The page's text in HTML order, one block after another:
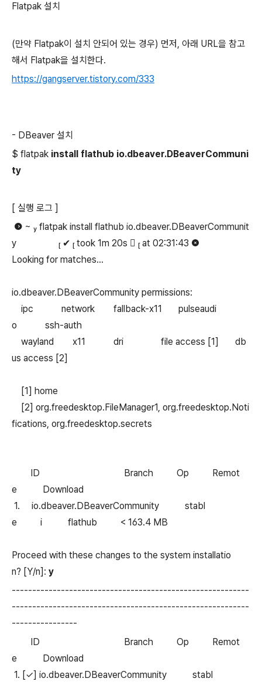
Flatpak 설치
(만약 Flatpak이 설치 안되어 있는 경우) 먼저, 아래 URL을 참고
해서 Flatpak을 설치한다.
https://gangserver.tistory.com/333
- DBeaver 설치
$ flatpak install flathub io.dbeaver.DBeaverCommuni
ty
[ 실행 로그 ]
 ~  flatpak install flathub io.dbeaver.DBeaverCommunit
y  ✔  took 1m 20s   at 02:31:43 
Looking for matches…
io.dbeaver.DBeaverCommunity permissions:
ipc network fallback-x11 pulseaudi
o ssh-auth
wayland x11 dri file access [1] db
us access [2]
[1] home
[2] org.freedesktop.FileManager1, org.freedesktop.Noti
fications, org.freedesktop.secrets
ID Branch Op Remot
e Download
1. io.dbeaver.DBeaverCommunity stabl
e i flathub < 163.4 MB
Proceed with these changes to the system installatio
n? [Y/n]: y
----------------------------------------------------------
----------------------------------------------------------
----------------
ID Branch Op Remot
e Download
1. [✓] io.dbeaver.DBeaverCommunity stabl